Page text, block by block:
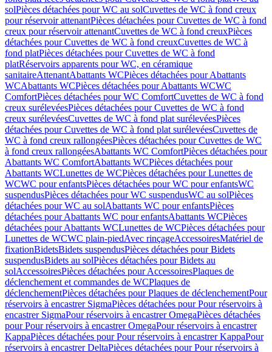
solPièces détachées pour WC au solCuvettes de WC à fond creux
pour réservoir attenantPièces détachées pour Cuvettes de WC à fond
creux pour réservoir attenantCuvettes de WC à fond creuxPièces
détachées pour Cuvettes de WC à fond creuxCuvettes de WC à
fond platPièces détachées pour Cuvettes de WC à fond
platRéservoirs apparents pour WC, en céramique
sanitaireAttenantAbattants WCPièces détachées pour Abattants
WCAbattants WCPièces détachées pour Abattants WCWC
ComfortPièces détachées pour WC ComfortCuvettes de WC à fond
creux surélevéesPièces détachées pour Cuvettes de WC à fond
creux surélevéesCuvettes de WC à fond plat surélevéesPièces
détachées pour Cuvettes de WC à fond plat surélevéesCuvettes de
WC à fond creux rallongéesPièces détachées pour Cuvettes de WC
à fond creux rallongéesAbattants WC ComfortPièces détachées pour
Abattants WC ComfortAbattants WCPièces détachées pour
Abattants WCLunettes de WCPièces détachées pour Lunettes de
WCWC pour enfantsPièces détachées pour WC pour enfantsWC
suspendusPièces détachées pour WC suspendusWC au solPièces
détachées pour WC au solAbattants WC pour enfantsPièces
détachées pour Abattants WC pour enfantsAbattants WCPièces
détachées pour Abattants WCLunettes de WCPièces détachées pour
Lunettes de WCWC plain-piedAvec rinçageAccessoiresMatériel de
fixationBidetsBidets suspendusPièces détachées pour Bidets
suspendusBidets au solPièces détachées pour Bidets au
solAccessoiresPièces détachées pour AccessoiresPlaques de
déclenchement et commandes de WCPlaques de
déclenchementPièces détachées pour Plaques de déclenchementPour
réservoirs à encastrer SigmaPièces détachées pour Pour réservoirs à
encastrer SigmaPour réservoirs à encastrer OmegaPièces détachées
pour Pour réservoirs à encastrer OmegaPour réservoirs à encastrer
KappaPièces détachées pour Pour réservoirs à encastrer KappaPour
réservoirs à encastrer DeltaPièces détachées pour Pour réservoirs à